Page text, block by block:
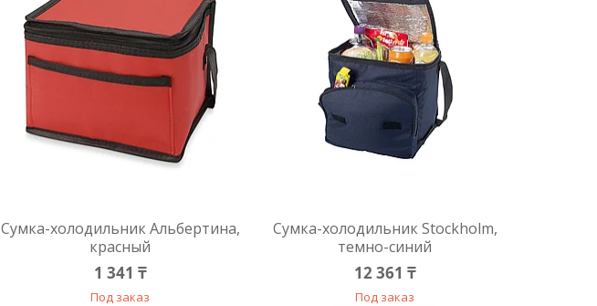
Сумка-холодильник Альбертина,
красный
1 341 ₸
Под заказ
Сумка-холодильник Stockholm,
темно-синий
12 361 ₸
Под заказ